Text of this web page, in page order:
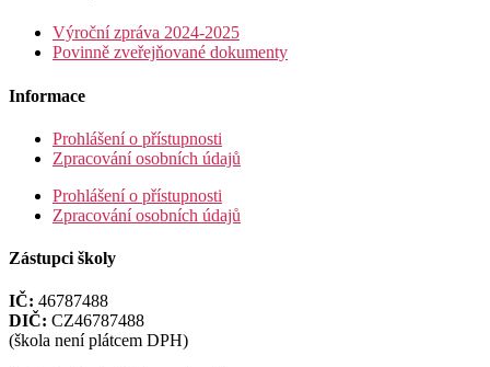
Výroční zpráva 2024-2025
Povinně zveřejňované dokumenty
Informace
Prohlášení o přístupnosti
Zpracování osobních údajů
Prohlášení o přístupnosti
Zpracování osobních údajů
Zástupci školy
IČ: 46787488
DIČ: CZ46787488
(škola není plátcem DPH)